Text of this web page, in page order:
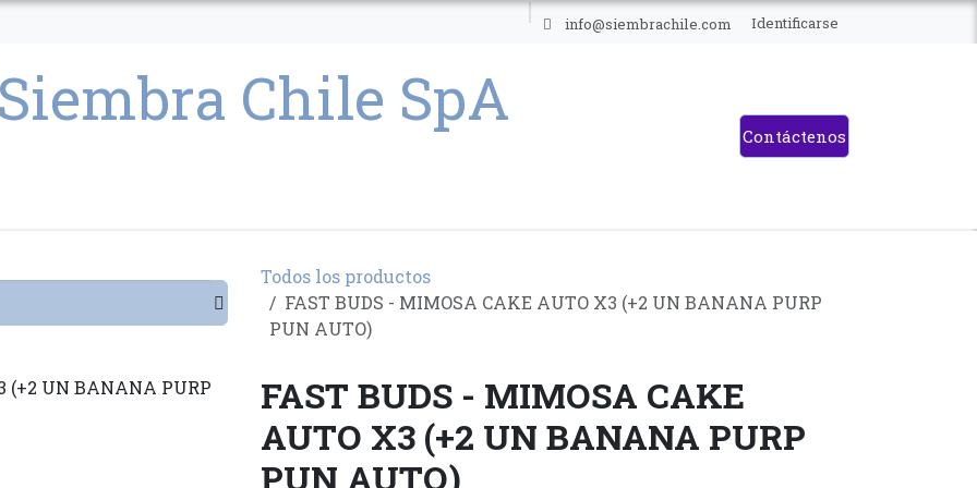
info@siembrachile.com Identificarse
Contáctenos
Todos los productos
FAST BUDS - MIMOSA CAKE AUTO X3 (+2 UN BANANA PURP
PUN AUTO)
FAST BUDS - MIMOSA CAKE
AUTO X3 (+2 UN BANANA PURP
PUN AUTO)